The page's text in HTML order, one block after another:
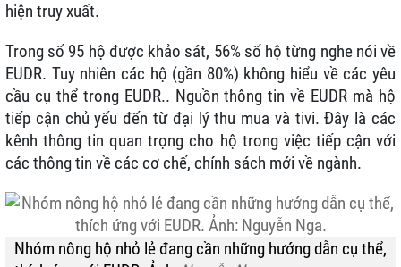
hiện truy xuất.
Trong số 95 hộ được khảo sát, 56% số hộ từng nghe nói về
EUDR. Tuy nhiên các hộ (gần 80%) không hiểu về các yêu
cầu cụ thể trong EUDR.. Nguồn thông tin về EUDR mà hộ
tiếp cận chủ yếu đến từ đại lý thu mua và tivi. Đây là các
kênh thông tin quan trọng cho hộ trong việc tiếp cận với
các thông tin về các cơ chế, chính sách mới về ngành.
Nhóm nông hộ nhỏ lẻ đang cần những hướng dẫn cụ thể,